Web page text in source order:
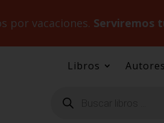
por vacaciones. Serviremos
Libros Autores
productos